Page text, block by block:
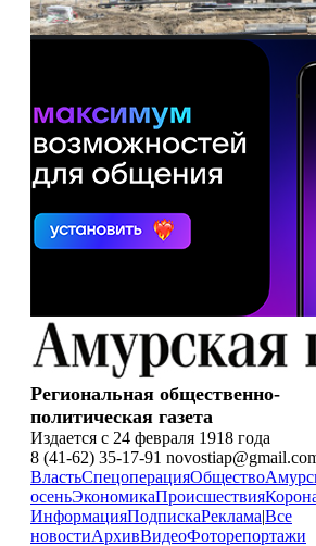
Региональная общественно-
политическая газета
Издается с 24 февраля 1918 года
8 (41-62) 35-17-91
ВластьСпецоперацияОбщество
осеньЭкономикаПроисшествия
ИнформацияПодпискаРеклама|Все
новостиАрхивВидеоФоторепортажи